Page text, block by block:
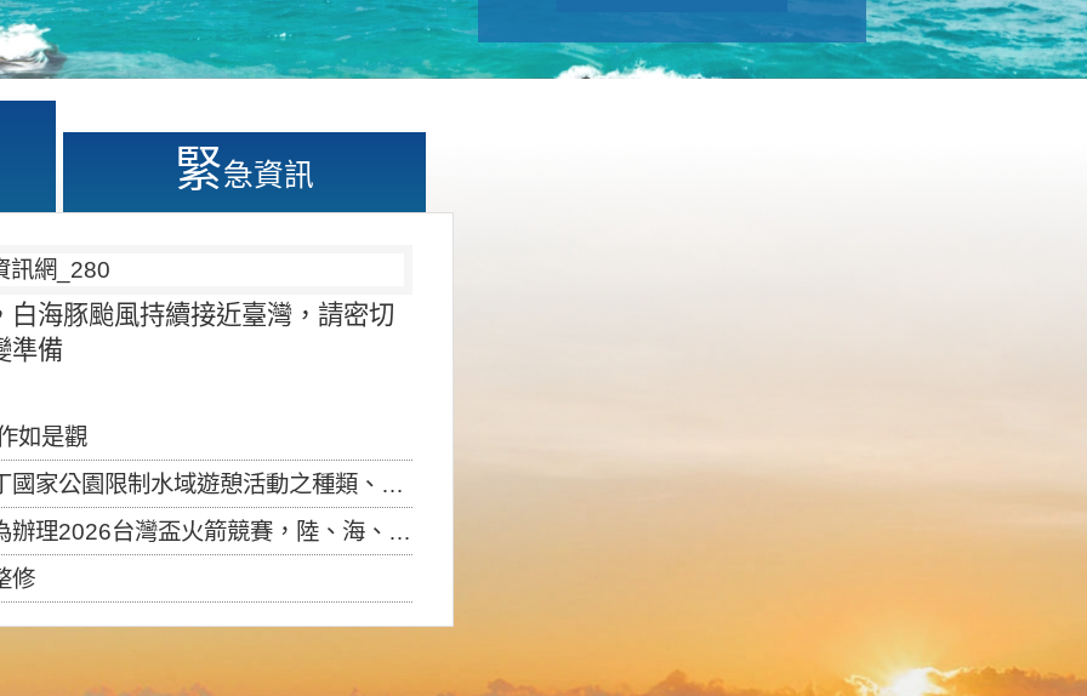
緊急資訊
海豚颱風持續接近臺灣，請密切
準備
如是觀
制水域遊憩活動之種類、範圍、時間及行為」，自即日生效。
盃火箭競賽，陸、海、空域警戒及協調相關事宜，因颱風備案事宜
修